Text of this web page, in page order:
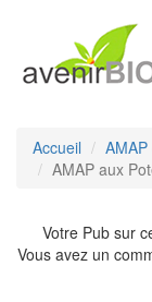
Accueil
AMAP aux
Votre Pub sur
Vous avez un